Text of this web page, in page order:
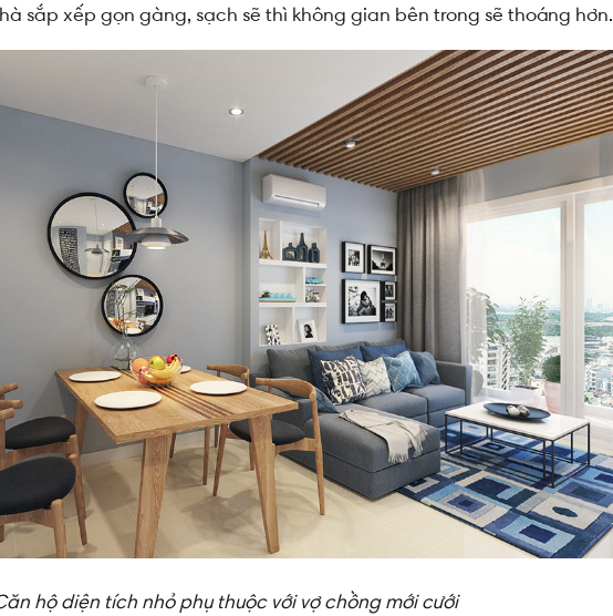
sắp xếp gọn gàng, sạch sẽ thì không gian bên trong sẽ thoáng hơn.
hộ diện tích nhỏ phụ thuộc với vợ chồng mới cưới